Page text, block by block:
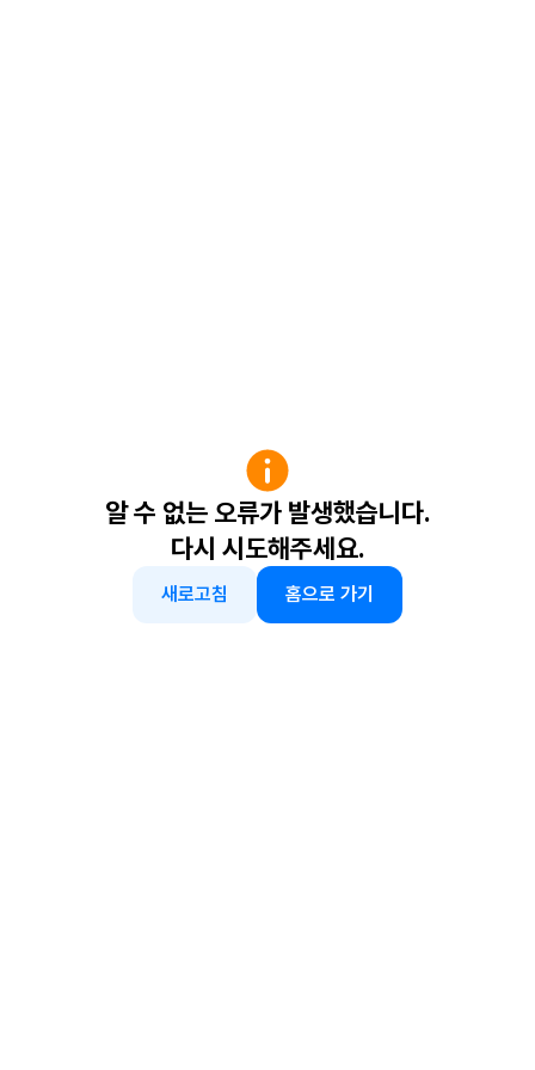
알 수 없는 오류가 발생했습니다.
다시 시도해주세요.
새로고침 홈으로 가기